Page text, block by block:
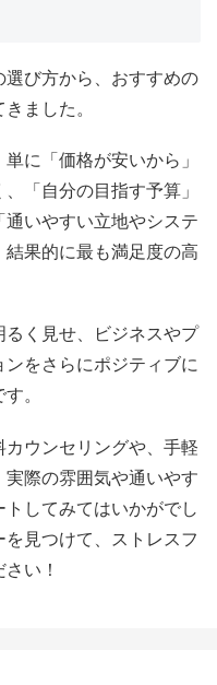
選び方から、おすすめの
ました。
に「価格が安いから」
「自分の目指す予算」
通いやすい立地やシステ
果的に最も満足度の高
く見せ、ビジネスやプ
をさらにポジティブに
。
ウンセリングや、手軽
際の雰囲気や通いやす
してみてはいかがでし
見つけて、ストレスフ
い！